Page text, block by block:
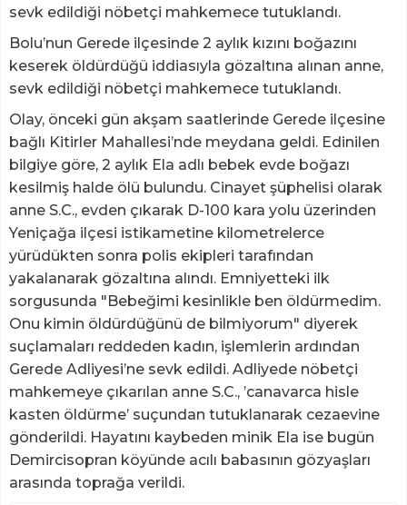
sevk edildiği nöbetçi mahkemece tutuklandı.
Bolu’nun Gerede ilçesinde 2 aylık kızını boğazını
keserek öldürdüğü iddiasıyla gözaltına alınan anne,
sevk edildiği nöbetçi mahkemece tutuklandı.
Olay, önceki gün akşam saatlerinde Gerede ilçesine
bağlı Kitirler Mahallesi’nde meydana geldi. Edinilen
bilgiye göre, 2 aylık Ela adlı bebek evde boğazı
kesilmiş halde ölü bulundu. Cinayet şüphelisi olarak
anne S.C., evden çıkarak D-100 kara yolu üzerinden
Yeniçağa ilçesi istikametine kilometrelerce
yürüdükten sonra polis ekipleri tarafından
yakalanarak gözaltına alındı. Emniyetteki ilk
sorgusunda "Bebeğimi kesinlikle ben öldürmedim.
Onu kimin öldürdüğünü de bilmiyorum" diyerek
suçlamaları reddeden kadın, işlemlerin ardından
Gerede Adliyesi’ne sevk edildi. Adliyede nöbetçi
mahkemeye çıkarılan anne S.C., ’canavarca hisle
kasten öldürme’ suçundan tutuklanarak cezaevine
gönderildi. Hayatını kaybeden minik Ela ise bugün
Demircisopran köyünde acılı babasının gözyaşları
arasında toprağa verildi.